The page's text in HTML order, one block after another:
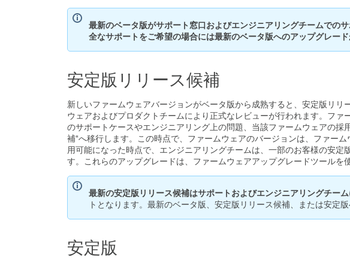
最新のベータ版がサポート窓口およびエンジニアリングチームでの
全なサポートをご希望の場合には最新のベータ版へのアップグレード
安定版リリース候補
新しいファームウェアバージョンがベータ版から成熟すると、安定版リ
ウェアおよびプロダクトチームにより正式なレビューが行われます。フ
のサポートケースやエンジニアリング上の問題、当該ファームウェアの
補"へ移行します。この時点で、ファームウェアのバージョンは、ファー
用可能になった時点で、エンジニアリングチームは、一部のお客様の安
す。これらのアップグレードは、ファームウェアアップグレードツールを
最新の安定版リリース候補はサポートおよびエンジニアリングチー
トとなります。最新のベータ版、安定版リリース候補、または安定
安定版